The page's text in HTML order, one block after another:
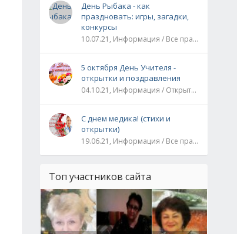
День Рыбака - как
праздновать: игры, загадки,
конкурсы
10.07.21, Информация / Все праздники
5 октября День Учителя -
открытки и поздравления
04.10.21, Информация / Открытки / Все праздники
С днем медика! (стихи и
открытки)
19.06.21, Информация / Все праздники
Топ участников сайта